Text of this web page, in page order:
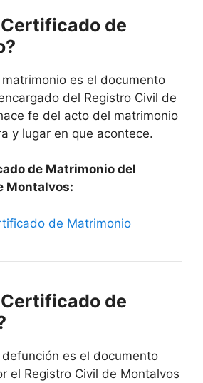
de
es el documento
del Registro Civil de
fe del acto del matrimonio
y lugar en que acontece.
de Matrimonio del
Montalvos:
de Matrimonio
de
es el documento
el Registro Civil de Montalvos